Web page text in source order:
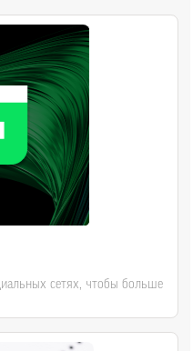
сетях, чтобы больше